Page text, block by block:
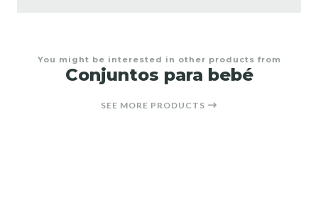
You might be interested in other products from
Conjuntos para bebé
SEE MORE PRODUCTS